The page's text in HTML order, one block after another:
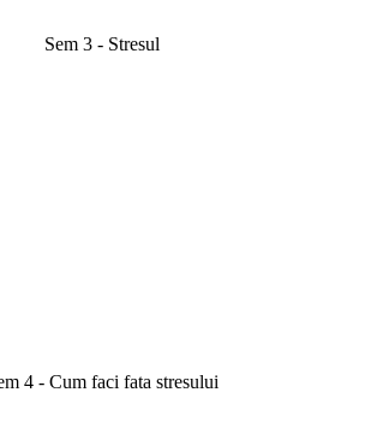
Sem 3 - Stresul
4 - Cum faci fata stresului